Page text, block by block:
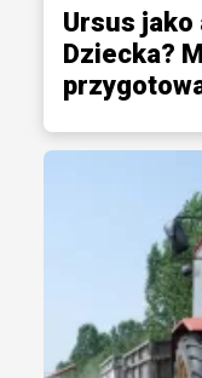
Ursus jako
Dziecka?